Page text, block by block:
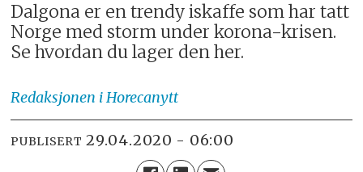
Dalgona er en trendy iskaffe som har tatt
Norge med storm under korona-krisen.
Se hvordan du lager den her.
Redaksjonen i Horecanytt
PUBLISERT 29.04.2020 - 06:00